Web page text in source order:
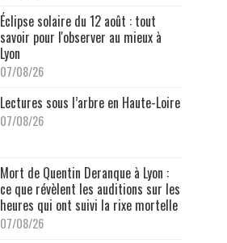
Éclipse solaire du 12 août : tout
savoir pour l'observer au mieux à
Lyon
07/08/26
Lectures sous l’arbre en Haute-Loire
07/08/26
Mort de Quentin Deranque à Lyon :
ce que révèlent les auditions sur les
heures qui ont suivi la rixe mortelle
07/08/26